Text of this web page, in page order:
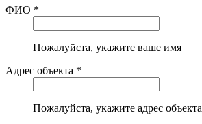
ФИО *
Пожалуйста, укажите ваше имя
Адрес объекта *
Пожалуйста, укажите адрес объекта